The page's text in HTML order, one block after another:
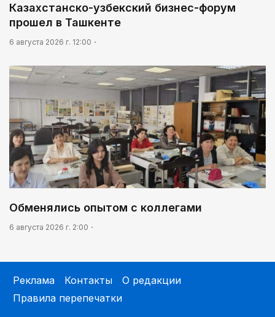
Казахстанско-узбекский бизнес-форум
прошел в Ташкенте
6 августа 2026 г. 12:00
Обменялись опытом с коллегами
6 августа 2026 г. 2:00
Реклама Контакты
О редакции
Правила перепечатки